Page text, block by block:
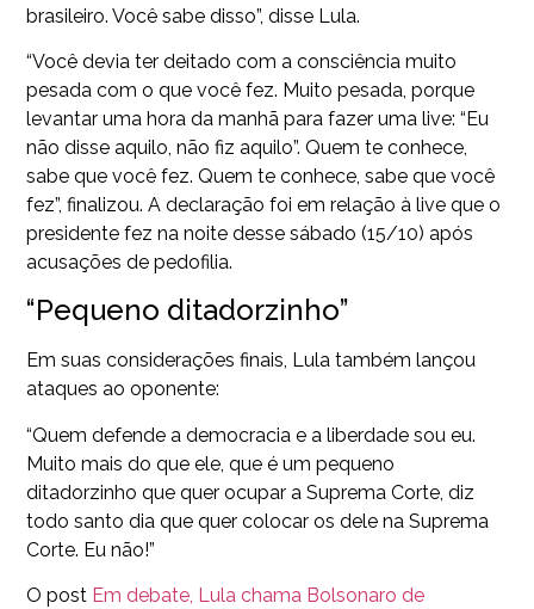
brasileiro. Você sabe disso”, disse Lula.
“Você devia ter deitado com a consciência muito
pesada com o que você fez. Muito pesada, porque
levantar uma hora da manhã para fazer uma live: “Eu
não disse aquilo, não fiz aquilo”. Quem te conhece,
sabe que você fez. Quem te conhece, sabe que você
fez”, finalizou. A declaração foi em relação à live que o
presidente fez na noite desse sábado (15/10) após
acusações de pedofilia.
“Pequeno ditadorzinho”
Em suas considerações finais, Lula também lançou
ataques ao oponente:
“Quem defende a democracia e a liberdade sou eu.
Muito mais do que ele, que é um pequeno
ditadorzinho que quer ocupar a Suprema Corte, diz
todo santo dia que quer colocar os dele na Suprema
Corte. Eu não!”
O post Em debate, Lula chama Bolsonaro de